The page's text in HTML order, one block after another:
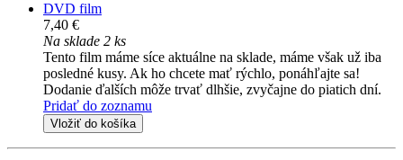
DVD film
7,40 €
Na sklade 2 ks
Tento film máme síce aktuálne na sklade, máme však už iba
posledné kusy. Ak ho chcete mať rýchlo, ponáhľajte sa!
Dodanie ďalších môže trvať dlhšie, zvyčajne do piatich dní.
Pridať do zoznamu
Vložiť do košíka